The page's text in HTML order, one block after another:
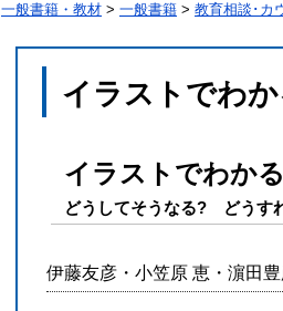
小学校
書写
一般書籍・教材 > 一般書籍 > 教育相談･カ
イラストでわ
イラストでわか
どうしてそうなる? どうす
伊藤友彦・小笠原 恵・濵田